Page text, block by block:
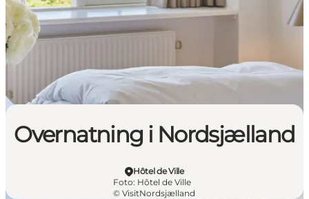
Planlæg ferien
Overnatning i Nordsjælland
Hôtel de Ville
Foto: Hôtel de Ville
©VisitNordsjælland